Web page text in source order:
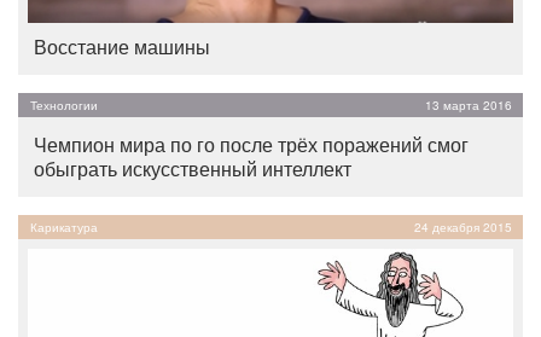
Восстание машины
Технологии 13 марта 2016
Чемпион мира по го после трёх поражений смог
обыграть искусственный интеллект
Карикатура 24 декабря 2015